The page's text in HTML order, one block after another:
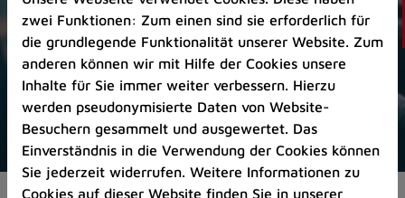
Zum
Seitenanfang
springen
(Schnelltaste
A)
Zur
Navigation/Menü
springen
(Schnelltaste
zwei Funktionen: Zum einen sind sie erforderlich für
die grundlegende Funktionalität unserer Website. Zum
anderen können wir mit Hilfe der Cookies unsere
Inhalte für Sie immer weiter verbessern. Hierzu
werden pseudonymisierte Daten von Website-
Besuchern gesammelt und ausgewertet. Das
Einverständnis in die Verwendung der Cookies können
Sie jederzeit widerrufen. Weitere Informationen zu
Cookies auf dieser Website finden Sie in unserer